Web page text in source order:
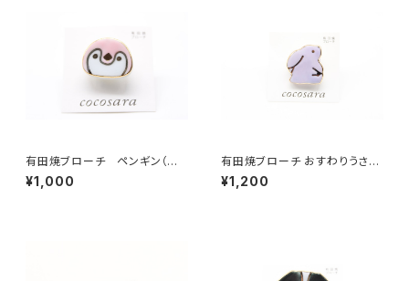
有田焼ブローチ ペンギン（ピ
ンク）
¥1,000
有田焼ブローチ おすわりうさぎ
（紫）
¥1,200